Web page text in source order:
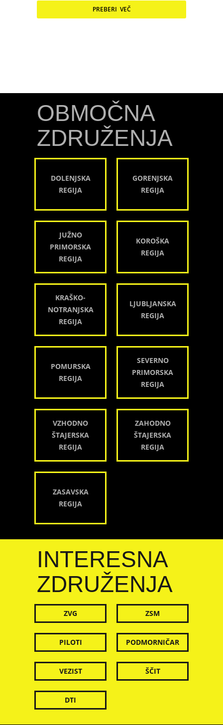
PREBERI VEČ
OBMOČNA
ZDRUŽENJA
DOLENJSKA
REGIJA
GORENJSKA
REGIJA
JUŽNO
PRIMORSKA
REGIJA
KOROŠKA
REGIJA
KRAŠKO-
NOTRANJSKA
REGIJA
LJUBLJANSKA
REGIJA
POMURSKA
REGIJA
SEVERNO
PRIMORSKA
REGIJA
VZHODNO
ŠTAJERSKA
REGIJA
ZAHODNO
ŠTAJERSKA
REGIJA
ZASAVSKA
REGIJA
INTERESNA
ZDRUŽENJA
ZVG ZSM
PILOTI PODMORNIČAR
VEZIST ŠČIT
DTI